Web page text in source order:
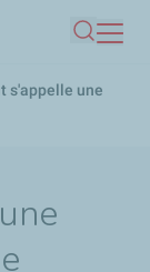
s'appelle une